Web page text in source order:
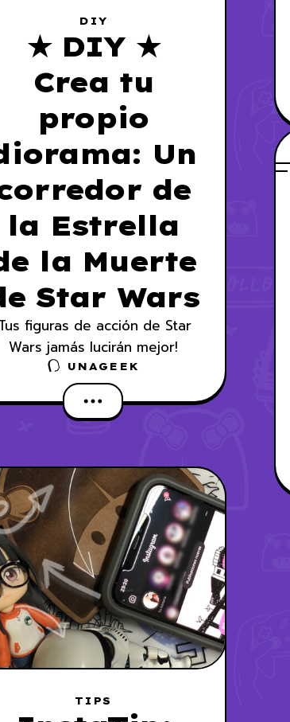
DIY
★ DIY ★
Crea tu
propio
Un
de
la Estrella
la Muerte
Star Wars
figuras de acción de Star
Wars jamás lucirán mejor!
UNAGEEK
TIPS